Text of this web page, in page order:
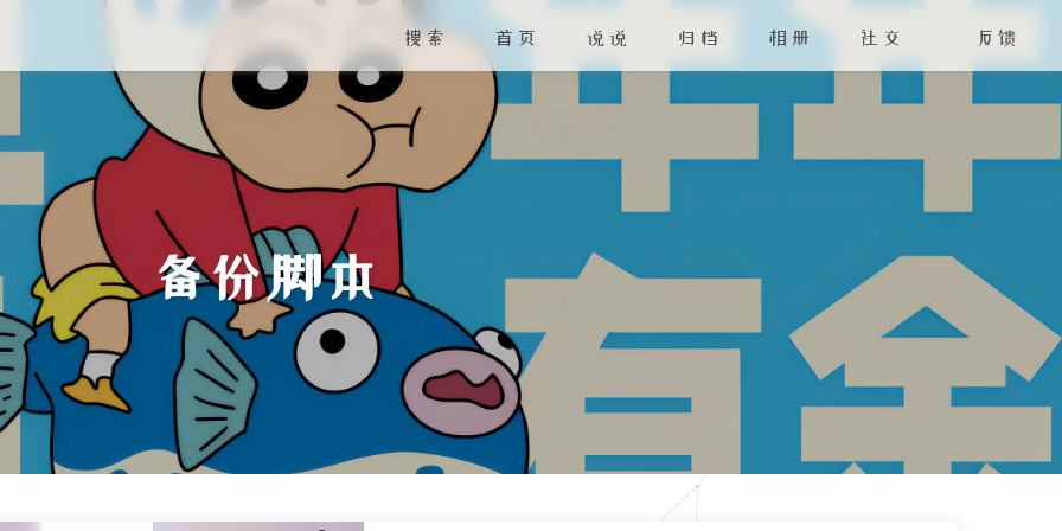
搜索 首页 说说 归档 相册 社交 反馈
备份脚本